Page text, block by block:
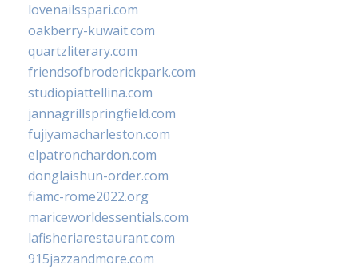
lovenailsspari.com
oakberry-kuwait.com
quartzliterary.com
friendsofbroderickpark.com
studiopiattellina.com
jannagrillspringfield.com
fujiyamacharleston.com
elpatronchardon.com
donglaishun-order.com
fiamc-rome2022.org
mariceworldessentials.com
lafisheriarestaurant.com
915jazzandmore.com